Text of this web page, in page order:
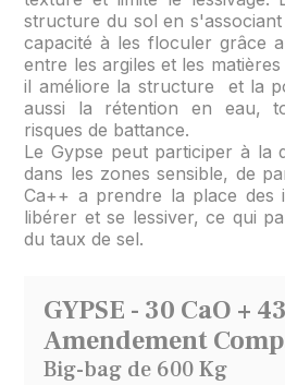
structure du sol en
capacité à les floculer grâce
entre les argiles et les
il améliore la structure et la
aussi la rétention en eau,
risques de battance.
Le Gypse peut participer à la
dans les zones sensible, de
Ca++ a prendre la place des
libérer et se lessiver, ce qui
du taux de sel.
GYPSE - 30 CaO +
Amendement
Big-bag de 600 Kg